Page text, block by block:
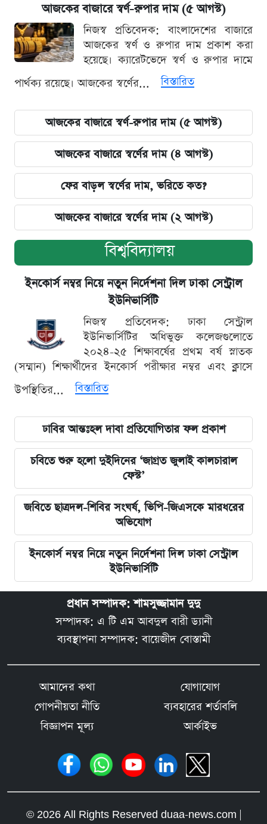
আজকের বাজারে স্বর্ণ-রুপার দাম (৫ আগস্ট)
নিজস্ব প্রতিবেদক: বাংলাদেশের বাজারে
আজকের স্বর্ণ ও রুপার দাম প্রকাশ করা
হয়েছে। ক্যারেটভেদে স্বর্ণ ও রুপার দামে
পার্থক্য রয়েছে। আজকের স্বর্ণের...
বিস্তারিত
আজকের বাজারে স্বর্ণ-রুপার দাম (৫ আগস্ট)
আজকের বাজারে স্বর্ণের দাম (৪ আগস্ট)
ফের বাড়ল স্বর্ণের দাম, ভরিতে কত?
আজকের বাজারে স্বর্ণের দাম (২ আগস্ট)
বিশ্ববিদ্যালয়
ইনকোর্স নম্বর নিয়ে নতুন নির্দেশনা দিল ঢাকা সেন্ট্রাল
ইউনিভার্সিটি
নিজস্ব প্রতিবেদক: ঢাকা সেন্ট্রাল
ইউনিভার্সিটির অধিভুক্ত কলেজগুলোতে
২০২৪-২৫ শিক্ষাবর্ষের প্রথম বর্ষ স্নাতক
(সম্মান) শিক্ষার্থীদের ইনকোর্স পরীক্ষার নম্বর এবং ক্লাসে
উপস্থিতির...
বিস্তারিত
ঢাবির আন্তঃহল দাবা প্রতিযোগিতার ফল প্রকাশ
চবিতে শুরু হলো দুইদিনের ‘জাগ্রত জুলাই কালচারাল
ফেস্ট’
জবিতে ছাত্রদল-শিবির সংঘর্ষ, ভিপি-জিএসকে মারধরের
অভিযোগ
ইনকোর্স নম্বর নিয়ে নতুন নির্দেশনা দিল ঢাকা সেন্ট্রাল
ইউনিভার্সিটি
প্রধান সম্পাদক: শামসুজ্জামান দুদু
সম্পাদক: এ টি এম আবদুল বারী ড্যানী
ব্যবস্থাপনা সম্পাদক: বায়েজীদ বোস্তামী
আমাদের কথা
যোগাযোগ
গোপনীয়তা নীতি
ব্যবহারের শর্তাবলি
বিজ্ঞাপন মূল্য
আর্কাইভ
© 2026 All Rights Reserved duaa-news.com |